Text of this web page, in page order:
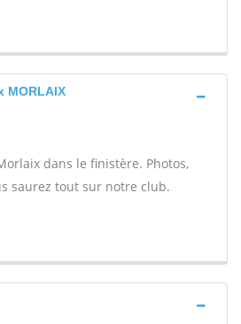
MORLAIX
dans le finistère. Photos,
saurez tout sur notre club.